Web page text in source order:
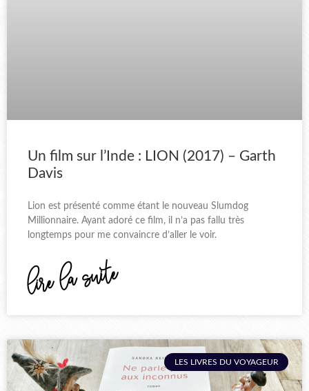
Un film sur l’Inde : LION (2017) – Garth
Davis
Lion est présenté comme étant le nouveau Slumdog
Millionnaire. Ayant adoré ce film, il n’a pas fallu très
longtemps pour me convaincre d’aller le voir.
lire la suite
LES LIVRES DU VOYAGEUR